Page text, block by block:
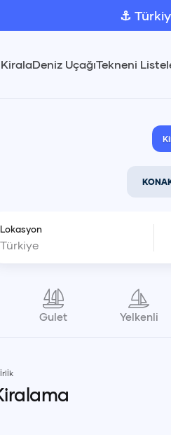
⚓
Deniz UçağıTekneni
Lokasyon
Gulet Yelkenli